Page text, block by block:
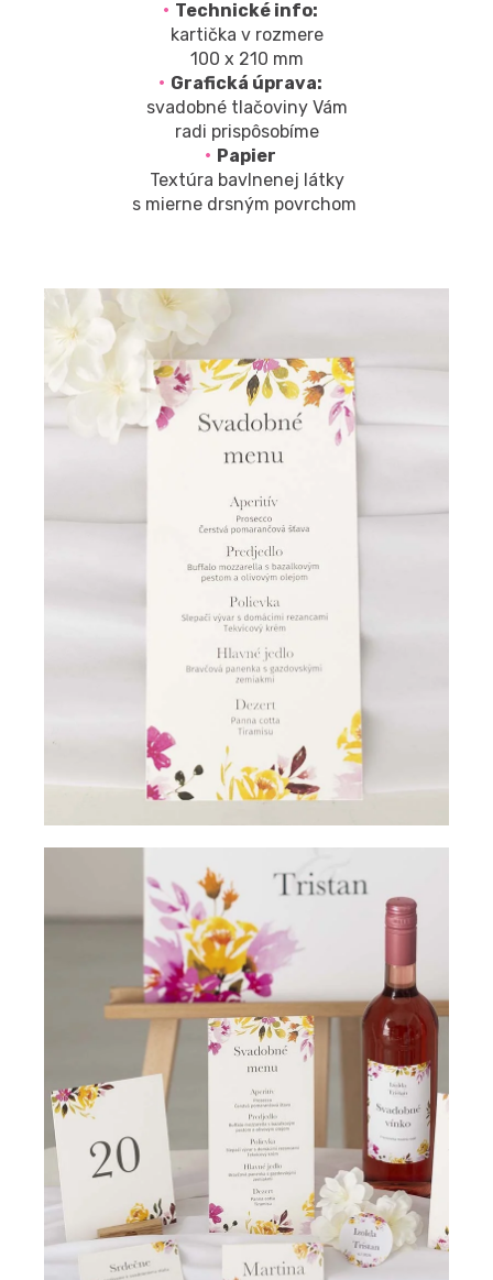
Technické info:
kartička v rozmere
100 x 210 mm
Grafická úprava:
svadobné tlačoviny Vám
radi prispôsobíme
Papier
Textúra bavlnenej látky
s mierne drsným povrchom